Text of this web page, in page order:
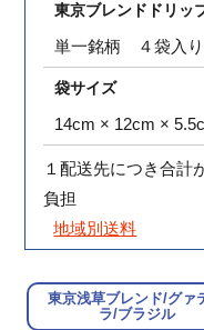
東京ブレンドドリッ
単一銘柄 ４袋入り
袋サイズ
14cm × 12cm ×
１配送先につき合計
負担
地域別送料
東京浅草ブレンド/グァ
ラ/ブラジル